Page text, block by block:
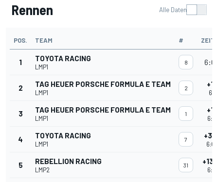
Rennen Alle Daten
POS. TEAM # ZEIT
1 TOYOTA RACING
LMP1
8
2 TAG HEUER PORSCHE FORMULA E TEAM
LMP1
2 +1
3 TAG HEUER PORSCHE FORMULA E TEAM
LMP1
1 +1
4 TOYOTA RACING
LMP1
7 +3
5 REBELLION RACING
LMP2
31 +13